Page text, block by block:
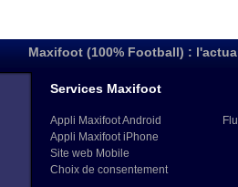
Maxifoot (100% Football) :
Services Maxifoot
Appli Maxifoot Android
Appli Maxifoot iPhone
Site web Mobile
Choix de consentement